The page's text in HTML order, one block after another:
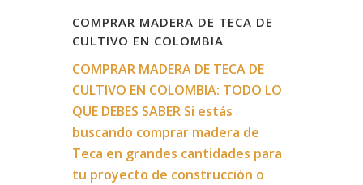
COMPRAR MADERA DE TECA DE
CULTIVO EN COLOMBIA
COMPRAR MADERA DE TECA DE
CULTIVO EN COLOMBIA: TODO LO
QUE DEBES SABER Si estás
buscando comprar madera de
Teca en grandes cantidades para
tu proyecto de construcción o